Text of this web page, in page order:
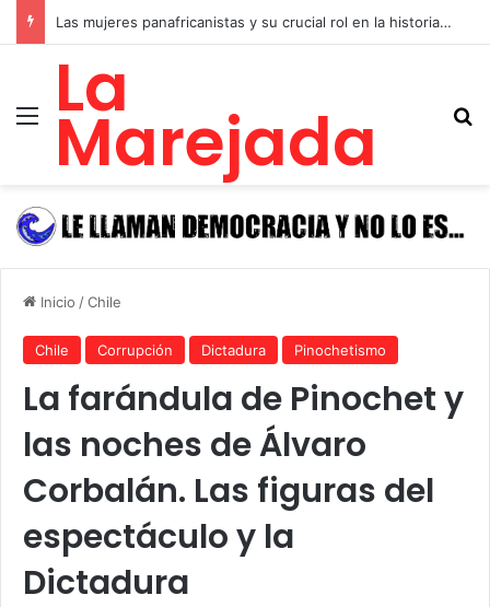
No Gun Ri: la matanza de refugiados surcoreanos que el gobierno de Estados Unidos ocultó durante 49 años para sostener a su régimen títere en Corea
MenúLa
Marejada
Inicio /Chile
Chile Corrupción Dictadura Pinochetismo
La farándula de Pinochet y
las noches de Álvaro
Corbalán. Las figuras del
espectáculo y la
Dictadura